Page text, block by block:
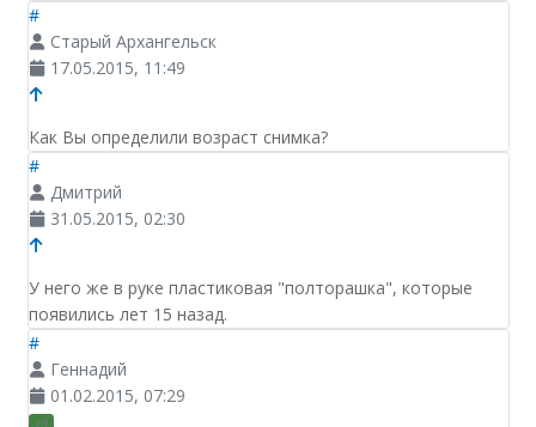
#
Старый Архангельск
17.05.2015, 11:49
Как Вы определили возраст снимка?
#
Дмитрий
31.05.2015, 02:30
У него же в руке пластиковая "полторашка", которые
появились лет 15 назад.
#
Геннадий
01.02.2015, 07:29
+1